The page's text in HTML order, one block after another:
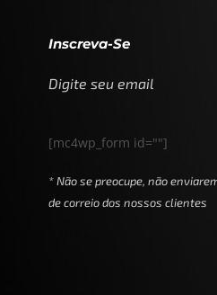
Inscreva-Se
Digite seu email
[mc4wp_form id=""]
* Não se preocupe, não
de correio dos nossos clientes